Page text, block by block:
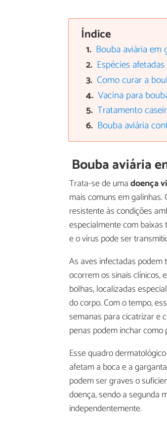
Índice
Bouba aviária em
Espécies
Como curar a
Vacina para
Tratamento
Bouba aviária
Bouba aviária
Trata-se de umadoença
mais comuns em galinhas.
resistente às condições
especialmente com baixas
e o vírus pode ser
As aves infectadas podem
ocorrem os sinais clínicos,
bolhas, localizadas
do corpo. Com o tempo,
semanas para cicatrizar e
penas podem inchar
Esse quadro
afetam a boca e a
podem ser graves o
doença, sendo a segunda
independentemente.